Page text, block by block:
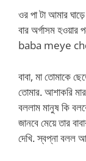
ওর পা টা আমার
বার অর্গাসম
baba meye
বাবা, মা তোমাকে
তোমার. আশাকরি
বললাম মানুষ কি
জানবে মেয়ে তার
দেখি. স্বপ্না বলল